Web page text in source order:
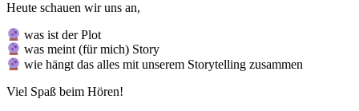
Heute schauen wir uns an,
was ist der Plot
was meint (für mich) Story
wie hängt das alles mit unserem Storytelling zusammen
Viel Spaß beim Hören!